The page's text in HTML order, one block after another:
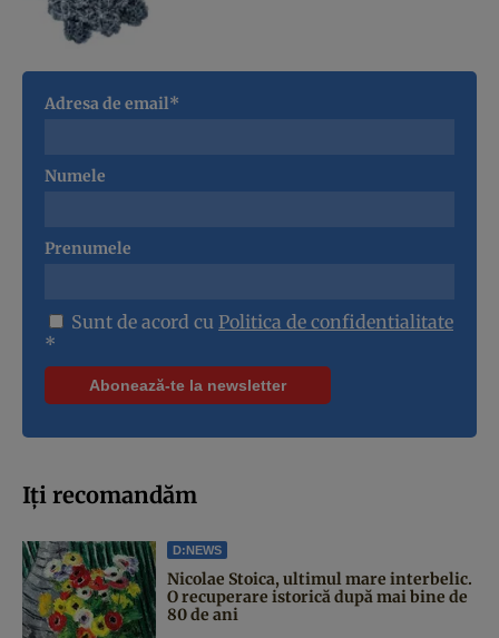
Adresa de email*
Numele
Prenumele
Sunt de acord cu Politica de confidentialitate
*
Iți recomandăm
D:NEWS
Nicolae Stoica, ultimul mare interbelic.
O recuperare istorică după mai bine de
80 de ani